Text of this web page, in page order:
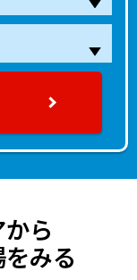
ら
みる